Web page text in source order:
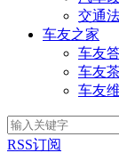
交通
车友之家
车友
车友
车友
RSS订阅